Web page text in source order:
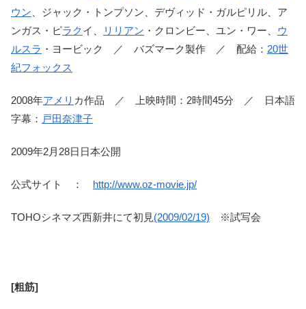
ウン 、ジャック・トンプソン、デヴィッド・ガルピリル、ア
ンガス・ピラクイ、 リリアン ・クロンビー、ユン・ワー、 ウ
ルスラ ・ヨービック ／ バズマーク製作 ／ 配給： 20世
紀フォックス
2008年アメリ カ作品 ／ 上映時間：2時間45分 ／ 日本語
字幕： 戸田奈津子
2009年2月28日日本公開
公式サイト ： http://www.oz-movie.jp/
TOHOシネマズ西新井にて初見(2009/02/19) ※試写会
[粗筋]